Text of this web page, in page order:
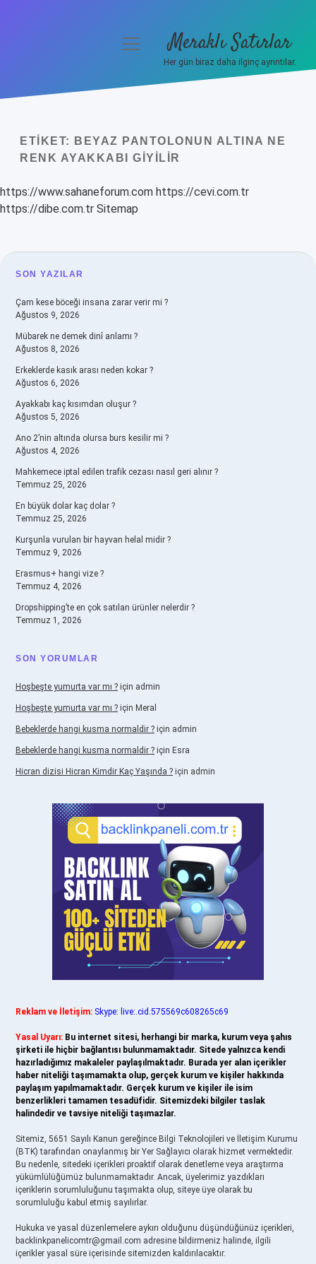
Yasal Uyarı
Hakkımızda
menüyü
Meraklı Satırlar
Her gün biraz daha ilginç ayrıntılar.
ETIKET:
BEYAZ PANTOLONUN ALTINA NE
RENK AYAKKABI GIYILIR
https://www.sahaneforum.com https://cevi.com.tr
https://dibe.com.tr Sitemap
SIDEBAR
SON YAZILAR
Çam kese böceği insana zarar verir mi ?
Ağustos 9, 2026
Mübarek ne demek dinî anlamı ?
Ağustos 8, 2026
Erkeklerde kasık arası neden kokar ?
Ağustos 6, 2026
Ayakkabı kaç kısımdan oluşur ?
Ağustos 5, 2026
Ano 2’nin altında olursa burs kesilir mi ?
Ağustos 4, 2026
Mahkemece iptal edilen trafik cezası nasıl geri alınır ?
Temmuz 25, 2026
En büyük dolar kaç dolar ?
Temmuz 25, 2026
Kurşunla vurulan bir hayvan helal midir ?
Temmuz 9, 2026
Erasmus+ hangi vize ?
Temmuz 4, 2026
Dropshipping’te en çok satılan ürünler nelerdir ?
Temmuz 1, 2026
SON YORUMLAR
Hoşbeşte yumurta var mı ? için admin
Hoşbeşte yumurta var mı ? için Meral
Bebeklerde hangi kusma normaldir ? için admin
Bebeklerde hangi kusma normaldir ? için Esra
Hicran dizisi Hicran Kimdir Kaç Yaşında ? için admin
Reklam ve İletişim: Skype: live:.cid.575569c608265c69
Yasal Uyarı: Bu internet sitesi, herhangi bir marka, kurum veya şahıs
şirketi ile hiçbir bağlantısı bulunmamaktadır. Sitede yalnızca kendi
hazırladığımız makaleler paylaşılmaktadır. Burada yer alan içerikler
haber niteliği taşımamakta olup, gerçek kurum ve kişiler hakkında
paylaşım yapılmamaktadır. Gerçek kurum ve kişiler ile isim
benzerlikleri tamamen tesadüfidir. Sitemizdeki bilgiler taslak
halindedir ve tavsiye niteliği taşımazlar.
Sitemiz, 5651 Sayılı Kanun gereğince Bilgi Teknolojileri ve İletişim Kurumu
(BTK) tarafından onaylanmış bir Yer Sağlayıcı olarak hizmet vermektedir.
Bu nedenle, sitedeki içerikleri proaktif olarak denetleme veya araştırma
yükümlülüğümüz bulunmamaktadır. Ancak, üyelerimiz yazdıkları
içeriklerin sorumluluğunu taşımakta olup, siteye üye olarak bu
sorumluluğu kabul etmiş sayılırlar.
Hukuka ve yasal düzenlemelere aykırı olduğunu düşündüğünüz içerikleri,
backlinkpanelicomtr@gmail.com adresine bildirmeniz halinde, ilgili
içerikler yasal süre içerisinde sitemizden kaldırılacaktır.